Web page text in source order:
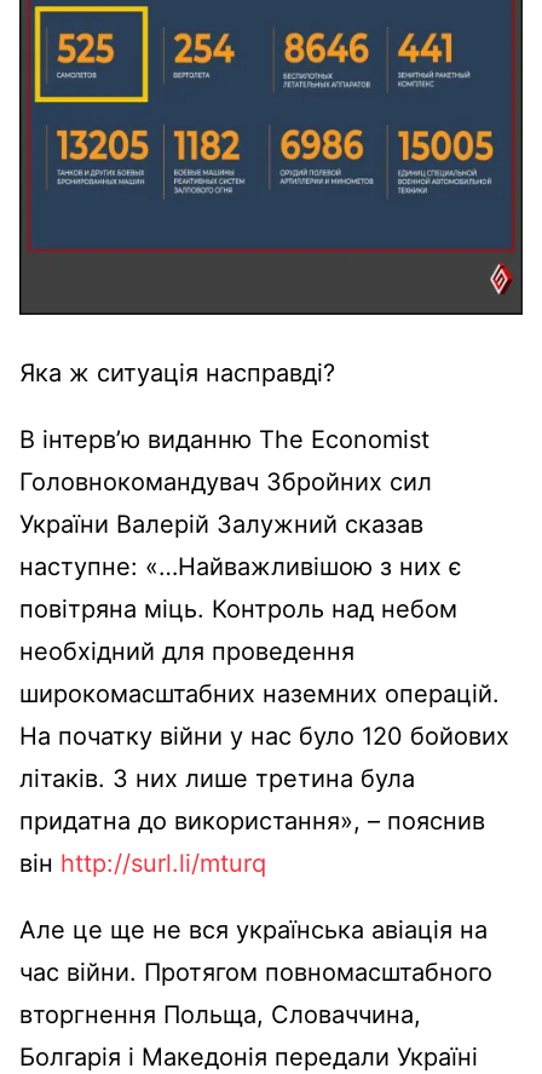
Яка ж ситуація насправді?
В інтервʼю виданню The Economist
Головнокомандувач Збройних сил
України Валерій Залужний сказав
наступне: «…Найважливішою з них є
повітряна міць. Контроль над небом
необхідний для проведення
широкомасштабних наземних операцій.
На початку війни у нас було 120 бойових
літаків. З них лише третина була
придатна до використання», – пояснив
він http://surl.li/mturq
Але це ще не вся українська авіація на
час війни. Протягом повномасштабного
вторгнення Польща, Словаччина,
Болгарія і Македонія передали Україні